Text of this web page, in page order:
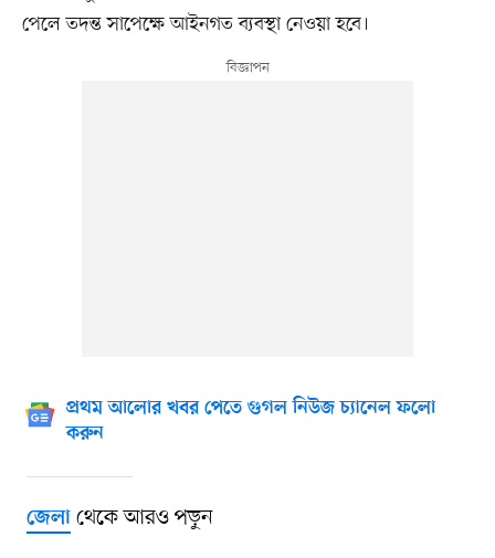
পেলে তদন্ত সাপেক্ষে আইনগত ব্যবস্থা নেওয়া হবে।
প্রথম আলোর খবর পেতে গুগল নিউজ চ্যানেল ফলো
করুন
জেলাথেকে আরও পড়ুন